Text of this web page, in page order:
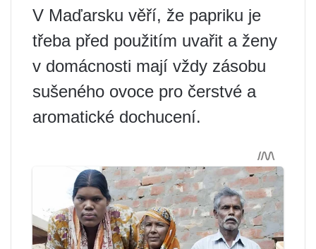
V Maďarsku věří, že papriku je
třeba před použitím uvařit a ženy
v domácnosti mají vždy zásobu
sušeného ovoce pro čerstvé a
aromatické dochucení.